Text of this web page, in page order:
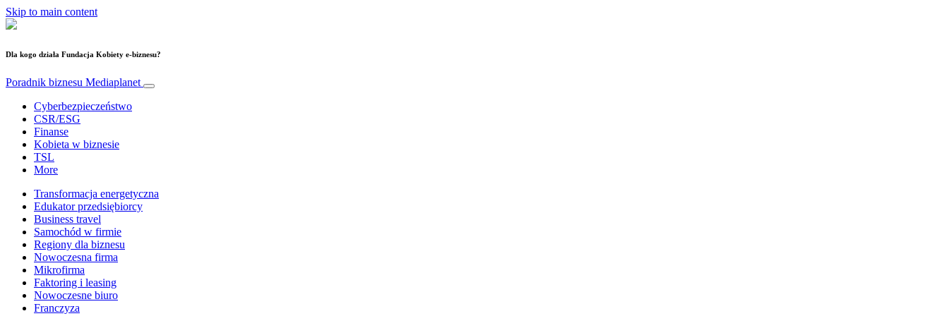
Skip to main content
Dla kogo działa Fundacja Kobiety e-biznesu?
Poradnik biznesu Mediaplanet
Cyberbezpieczeństwo
CSR/ESG
Finanse
Kobieta w biznesie
TSL
More
Transformacja energetyczna
Edukator przedsiębiorcy
Business travel
Samochód w firmie
Regiony dla biznesu
Nowoczesna firma
Mikrofirma
Faktoring i leasing
Nowoczesne biuro
Franczyza